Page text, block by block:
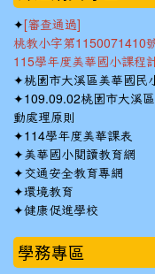
✦ [審查通過]
桃教小字第1150071410
115學年度美華國小課程
✦桃園市大溪區美華國民
✦109.09.02桃園市大溪
動處理原則
✦114學年度美華課表
✦美華國小閱讀教育網
✦ 交通安全教育專網
✦環境教育
✦健康促進學校
學務專區